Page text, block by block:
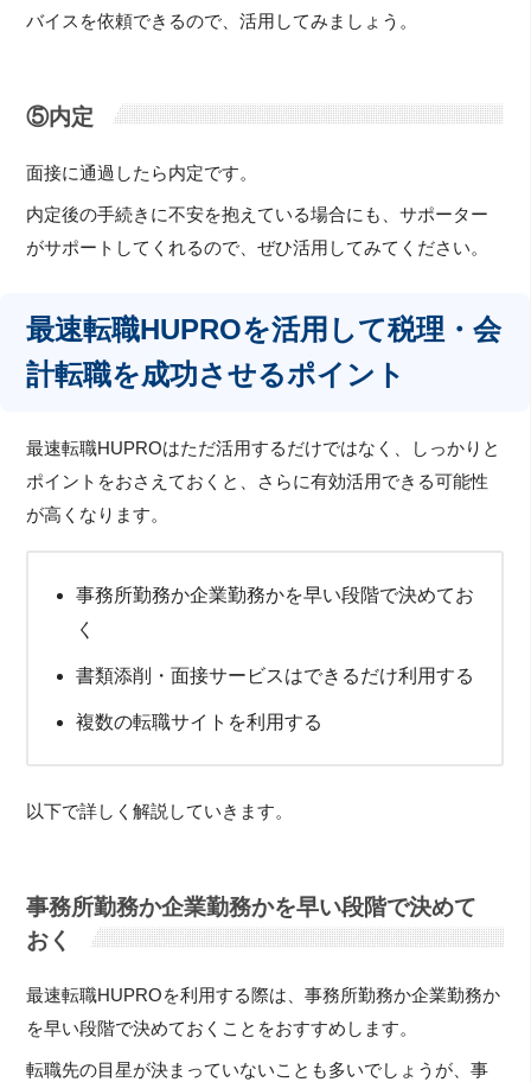
バイスを依頼できるので、活用してみましょう。
⑤内定
面接に通過したら内定です。
内定後の手続きに不安を抱えている場合にも、サポーター
がサポートしてくれるので、ぜひ活用してみてください。
最速転職HUPROを活用して税理・会
計転職を成功させるポイント
最速転職HUPROはただ活用するだけではなく、しっかりと
ポイントをおさえておくと、さらに有効活用できる可能性
が高くなります。
事務所勤務か企業勤務かを早い段階で決めてお
く
書類添削・面接サービスはできるだけ利用する
複数の転職サイトを利用する
以下で詳しく解説していきます。
事務所勤務か企業勤務かを早い段階で決めて
おく
最速転職HUPROを利用する際は、事務所勤務か企業勤務か
を早い段階で決めておくことをおすすめします。
転職先の目星が決まっていないことも多いでしょうが、事